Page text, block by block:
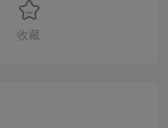
收藏